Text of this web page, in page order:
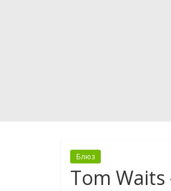
Блюз
Tom